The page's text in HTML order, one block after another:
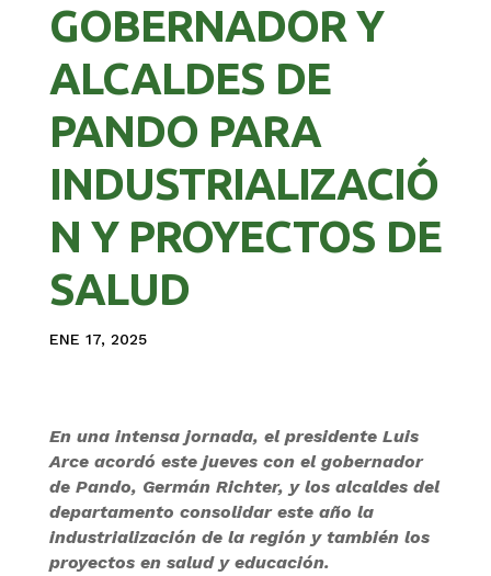
GOBERNADOR Y
ALCALDES DE
PANDO PARA
INDUSTRIALIZACIÓ
N Y PROYECTOS DE
SALUD
ENE 17, 2025
En una intensa jornada, el presidente Luis
Arce acordó este jueves con el gobernador
de Pando, Germán Richter, y los alcaldes del
departamento consolidar este año la
industrialización de la región y también los
proyectos en salud y educación.